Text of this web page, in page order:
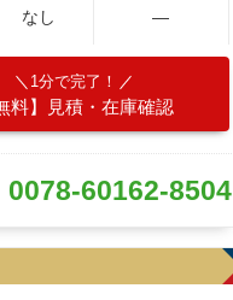
なし ―
1分で完了！
料】見積・在庫確認
0078-60162-8504